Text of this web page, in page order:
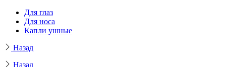
Для глаз
Для носа
Капли ушные
Назад
Назад